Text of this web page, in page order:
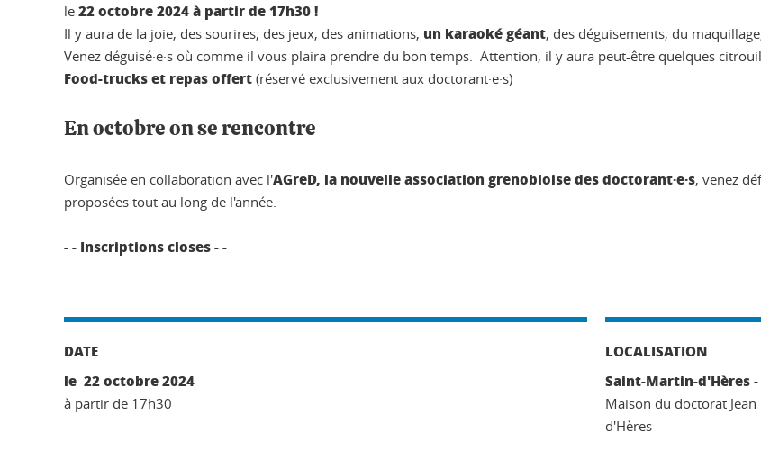
le 22 octobre 2024 à partir de 17h30 !
Il y aura de la joie, des sourires, des jeux, des animations, un karaoké géant, des déguisements, du
Venez déguisé·e·s où comme il vous plaira prendre du bon temps. Attention, il y aura peut-être quelques
Food-trucks et repas offert (réservé exclusivement aux doctorant·e·s)
En octobre on se rencontre
Organisée en collaboration avec l'AGreD, la nouvelle association grenobloise des doctorant·e·s, venez
proposées tout au long de l'année.
- - Inscriptions closes - -
DATE
le 22 octobre 2024
à partir de 17h30
LOCALISATION
Saint-Martin-d'Hères
Maison du doctorat
d'Hères